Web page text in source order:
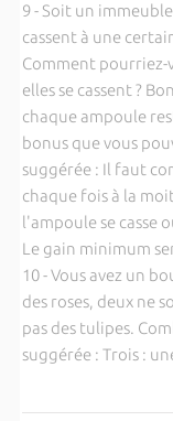
9 - Soit un
cassent à une
Comment
elles se cassent ?
chaque ampoule
bonus que vous
suggérée : Il faut
chaque fois à la
l'ampoule se casse
Le gain minimum
10 - Vous avez un
des roses, deux ne
pas des tulipes.
suggérée : Trois :